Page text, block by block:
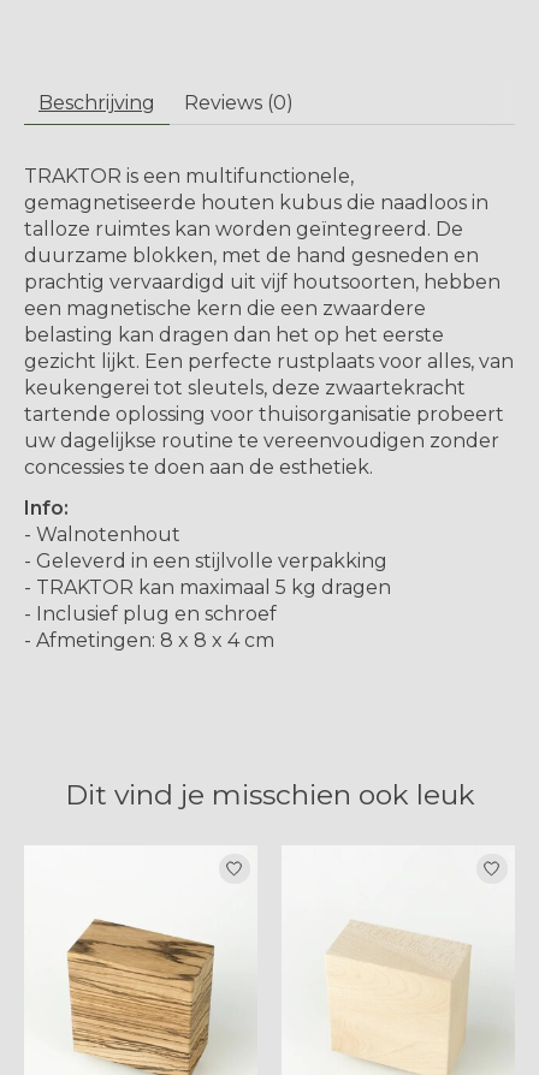
Beschrijving Reviews (0)
TRAKTOR is een multifunctionele,
gemagnetiseerde houten kubus die naadloos in
talloze ruimtes kan worden geïntegreerd. De
duurzame blokken, met de hand gesneden en
prachtig vervaardigd uit vijf houtsoorten, hebben
een magnetische kern die een zwaardere
belasting kan dragen dan het op het eerste
gezicht lijkt. Een perfecte rustplaats voor alles, van
keukengerei tot sleutels, deze zwaartekracht
tartende oplossing voor thuisorganisatie probeert
uw dagelijkse routine te vereenvoudigen zonder
concessies te doen aan de esthetiek.
Info:
- Walnotenhout
- Geleverd in een stijlvolle verpakking
- TRAKTOR kan maximaal 5 kg dragen
- Inclusief plug en schroef
- Afmetingen: 8 x 8 x 4 cm
Dit vind je misschien ook leuk
Items van productcarrousel